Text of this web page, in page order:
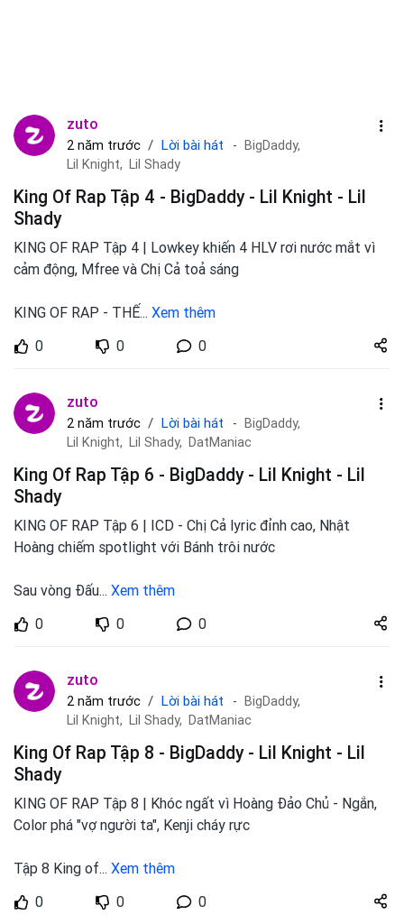
zuto
2 năm trước Lời bài hát
BigDaddy,
Lil Knight, Lil Shady
King Of Rap Tập 4 - BigDaddy - Lil Knight - Lil
Shady
KING OF RAP Tập 4 | Lowkey khiến 4 HLV rơi nước mắt vì
cảm động, Mfree và Chị Cả toả sáng
KING OF RAP - THẾ... Xem thêm
0
0 0
Share
zuto.vn
zuto
2 năm trước Lời bài hát
BigDaddy,
Lil Knight, Lil Shady, DatManiac
King Of Rap Tập 6 - BigDaddy - Lil Knight - Lil
Shady
KING OF RAP Tập 6 | ICD - Chị Cả lyric đỉnh cao, Nhật
Hoàng chiếm spotlight với Bánh trôi nước
Sau vòng Đấu... Xem thêm
0
0 0
Share
zuto.vn
zuto
2 năm trước Lời bài hát
BigDaddy,
Lil Knight, Lil Shady, DatManiac
King Of Rap Tập 8 - BigDaddy - Lil Knight - Lil
Shady
KING OF RAP Tập 8 | Khóc ngất vì Hoàng Đảo Chủ - Ngắn,
Color phá "vợ người ta", Kenji cháy rực
Tập 8 King of... Xem thêm
0
0 0
Share
zuto.vn